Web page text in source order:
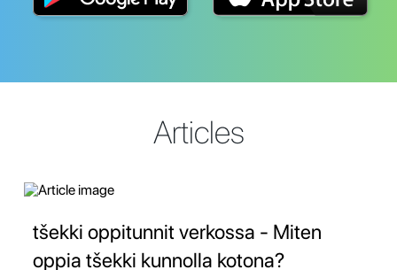
Articles
tšekki oppitunnit verkossa - Miten
oppia tšekki kunnolla kotona?